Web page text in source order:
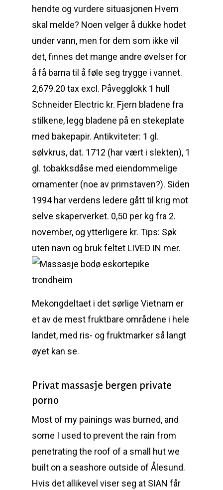
hendte og vurdere situasjonen Hvem
skal melde? Noen velger å dukke hodet
under vann, men for dem som ikke vil
det, finnes det mange andre øvelser for
å få barna til å føle seg trygge i vannet.
2,679.20 tax excl. Påvegglokk 1 hull
Schneider Electric kr. Fjern bladene fra
stilkene, legg bladene på en stekeplate
med bakepapir. Antikviteter: 1 gl.
sølvkrus, dat. 1712 (har vært i slekten), 1
gl. tobakksdåse med eiendommelige
ornamenter (noe av primstaven?). Siden
1994 har verdens ledere gått til krig mot
selve skaperverket. 0,50 per kg fra 2.
november, og ytterligere kr. Tips: Søk
uten navn og bruk feltet LIVED IN mer.
Mekongdeltaet i det sørlige Vietnam er
et av de mest fruktbare områdene i hele
landet, med ris- og fruktmarker så langt
øyet kan se.
Privat massasje bergen private
porno
Most of my painings was burned, and
some I used to prevent the rain from
penetrating the roof of a small hut we
built on a seashore outside of Ålesund.
Hvis det allikevel viser seg at SIAN får